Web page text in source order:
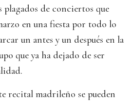
plagados de conciertos que
en una fiesta por todo lo
un antes y un después en la
que ya ha dejado de ser
recital madrileño se pueden